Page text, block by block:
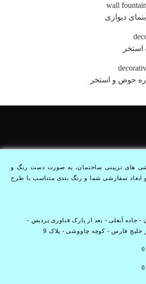
دیواری
حوض و استخر
های تزیینی ساختمان، به صورت دست رنگ و
سفارشی شما و رنگ بندی متناسب با طرح
- جاده آبعلی - بعد از پارک فناوری پردیس -
خلیج فارس - کوچه چاووشی - پلاک 9